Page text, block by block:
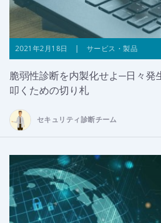
2021年2月18日 | サービス・製品
脆弱性診断を内製化せよ─日々発
叩くための切り札
セキュリティ診断チーム